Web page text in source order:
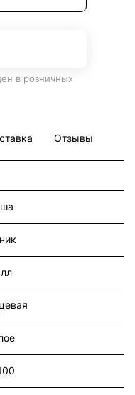
в розничных
Отзывы